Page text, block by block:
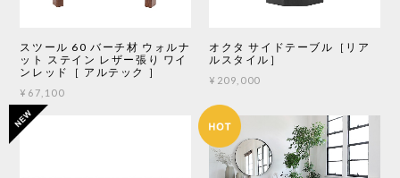
スツール 60 バーチ材 ウォルナ
ット ステイン レザー張り ワイ
ンレッド［ アルテック ］
¥67,100
オクタ サイドテーブル［リア
ルスタイル］
¥209,000